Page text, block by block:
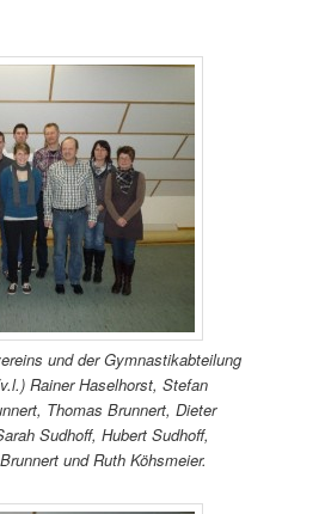
und der Gymnastikabteilung
Rainer Haselhorst, Stefan
Thomas Brunnert, Dieter
Sudhoff, Hubert Sudhoff,
und Ruth Köhsmeier.